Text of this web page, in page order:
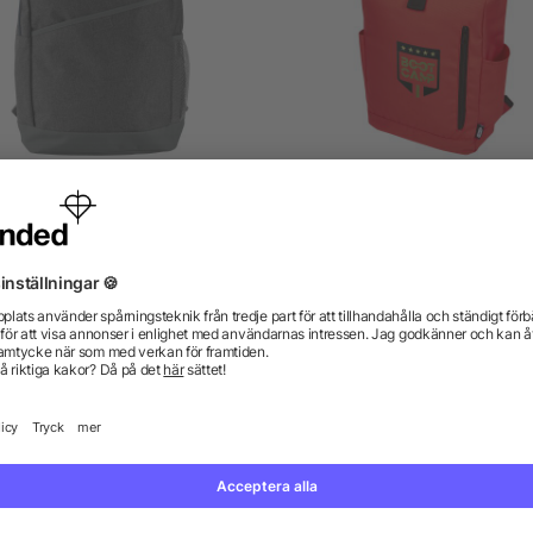
i polycanvas (600D)
från 51,87 kr
5/5 (1)
från 71,23 kr
Vi har svaren.